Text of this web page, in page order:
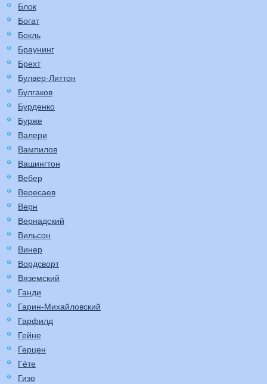
Блок
Богат
Бокль
Браунинг
Брехт
Булвер-Литтон
Булгаков
Бурденко
Бурже
Валери
Вампилов
Вашингтон
Вебер
Вересаев
Верн
Вернадский
Вильсон
Винер
Вордсворт
Вяземский
Ганди
Гарин-Михайловский
Гарфилд
Гейне
Герцен
Гёте
Гизо